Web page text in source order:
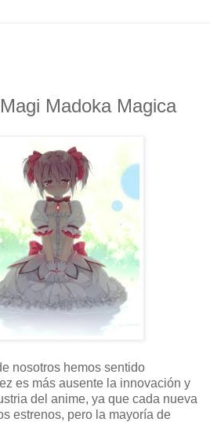
Madoka Magica
nosotros hemos sentido
es más ausente la innovación y
del anime, ya que cada nueva
estrenos, pero la mayoría de